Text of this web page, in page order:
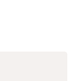
access to a